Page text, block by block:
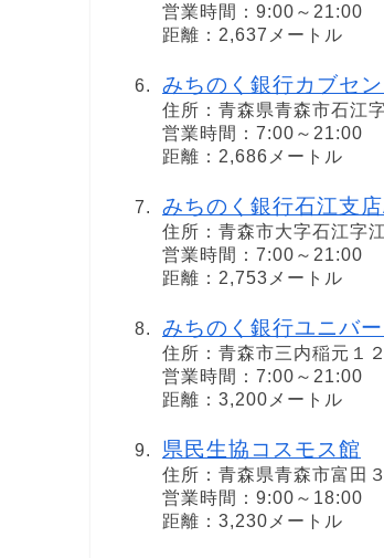
営業時間：9:00～21:00
距離：2,637メートル
みちのく銀行カブセ
住所：青森県青森市石江
営業時間：7:00～21:00
距離：2,686メートル
みちのく銀行石江支
住所：青森市大字石江字
営業時間：7:00～21:00
距離：2,753メートル
みちのく銀行ユニバ
住所：青森市三内稲元１
営業時間：7:00～21:00
距離：3,200メートル
県民生協コスモス館
住所：青森県青森市富田
営業時間：9:00～18:00
距離：3,230メートル